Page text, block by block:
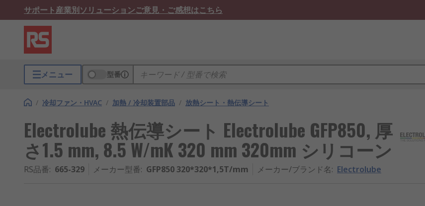
サポート産業別ソリューションご意見・ご感想はこちら
メニュー 型番
/ 冷却ファン・HVAC / 加熱 / 冷却装置部品 / 放熱シート・熱伝導シート
Electrolube 熱伝導シート Electrolube GFP850, 厚
さ1.5 mm, 8.5 W/mK 320 mm 320mm シリコーン
RS品番: 665-329 メーカー型番: GFP850 320*320*1,5T/mm メーカー/ブランド名: Electrolube